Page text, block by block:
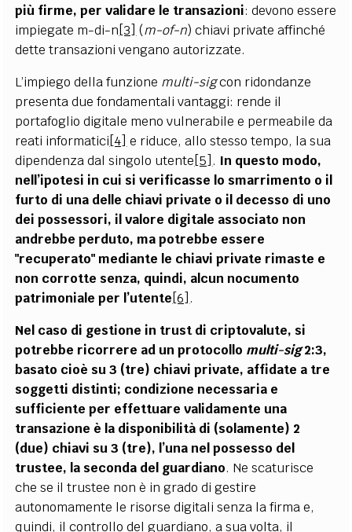
più firme, per validare le transazioni: devono essere
impiegate m-di-n[3] (m-of-n) chiavi private affinché
dette transazioni vengano autorizzate.
L’impiego della funzione multi-sigcon ridondanze
presenta due fondamentali vantaggi: rende il
portafoglio digitale meno vulnerabile e permeabile da
reati informatici[4] e riduce, allo stesso tempo, la sua
dipendenza dal singolo utente[5] . In questo modo,
nell’ipotesi in cui si verificasse lo smarrimento o il
furto di una delle chiavi private o il decesso di uno
dei possessori, il valore digitale associato non
andrebbe perduto, ma potrebbe essere
"recuperato" mediante le chiavi private rimaste e
non corrotte senza, quindi, alcun nocumento
patrimoniale per l’utente[6] .
Nel caso di gestione in trust di criptovalute, si
potrebbe ricorrere ad un protocollo multi-sig2:3,
basato cioè su 3 (tre) chiavi private, affidate a tre
soggetti distinti; condizione necessaria e
sufficiente per effettuare validamente una
transazione è la disponibilità di (solamente) 2
(due) chiavi su 3 (tre), l’una nel possesso del
trustee, la seconda del guardiano. Ne scaturisce
che se il trustee non è in grado di gestire
autonomamente le risorse digitali senza la firma e,
quindi, il controllo del guardiano, a sua volta, il